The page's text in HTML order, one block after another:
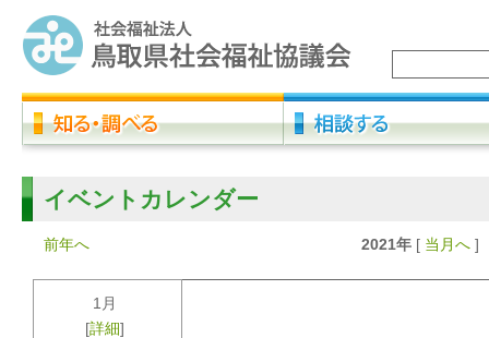
イベントカレンダー
前年へ 2021年[ 当月へ]
1月
[詳細]